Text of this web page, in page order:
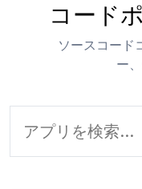
コード
ソースコード
ー